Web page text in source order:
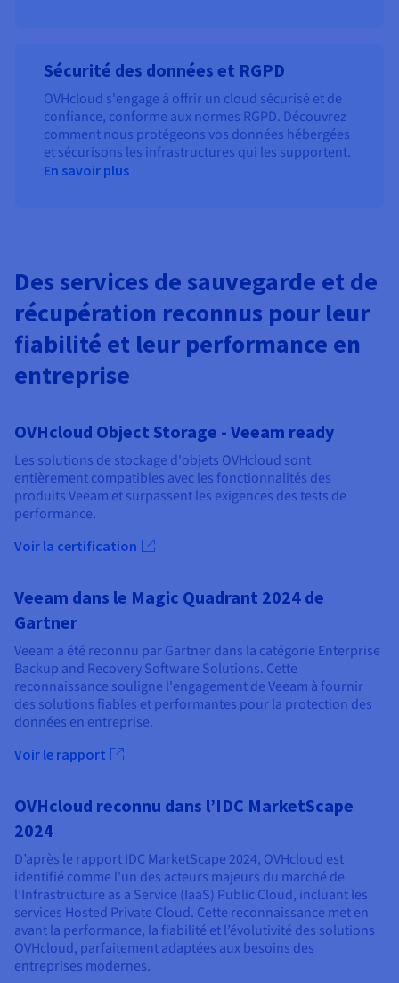
Sécurité des données et RGPD
OVHcloud s'engage à offrir un cloud sécurisé et de
confiance, conforme aux normes RGPD. Découvrez
comment nous protégeons vos données hébergées
et sécurisons les infrastructures qui les supportent.
En savoir plus
Des services de sauvegarde et de
récupération reconnus pour leur
fiabilité et leur performance en
entreprise
OVHcloud Object Storage - Veeam ready
Les solutions de stockage d'objets OVHcloud sont
entièrement compatibles avec les fonctionnalités des
produits Veeam et surpassent les exigences des tests de
performance.
Voir la certification
Veeam dans le Magic Quadrant 2024 de
Gartner
Veeam a été reconnu par Gartner dans la catégorie Enterprise
Backup and Recovery Software Solutions. Cette
reconnaissance souligne l'engagement de Veeam à fournir
des solutions fiables et performantes pour la protection des
données en entreprise.
Voir le rapport
OVHcloud reconnu dans l’IDC MarketScape
2024
D’après le rapport IDC MarketScape 2024, OVHcloud est
identifié comme l'un des acteurs majeurs du marché de
l’Infrastructure as a Service (IaaS) Public Cloud, incluant les
services Hosted Private Cloud. Cette reconnaissance met en
avant la performance, la fiabilité et l’évolutivité des solutions
OVHcloud, parfaitement adaptées aux besoins des
entreprises modernes.